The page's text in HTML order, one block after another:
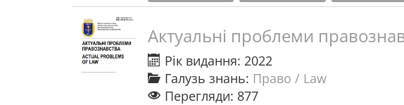
Актуальні проблеми
Рік видання: 2022
Галузь знань: Право / Law
Перегляди: 877